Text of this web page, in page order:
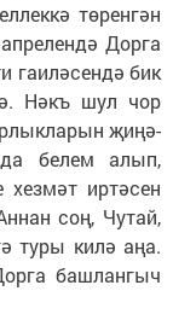
төренгән
Дорга
гаиләсендә бик
Нәкъ шул чор
җиңә-
белем алып,
хезмәт иртәсен
соң, Чутай,
туры килә аңа.
башлангыч